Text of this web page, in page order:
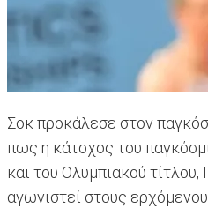
Σοκ προκάλεσε στον
πως η κάτοχος του
και του Ολυμπιακού
αγωνιστεί στους